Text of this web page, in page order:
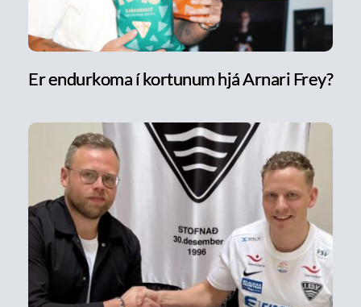
Er endurkoma í kortunum hjá Arnari Frey?